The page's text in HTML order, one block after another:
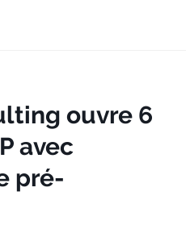
ouvre 6
avec
pré-